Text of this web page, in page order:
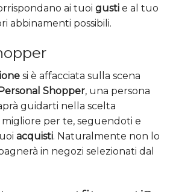
ai tuoi gusti e al tuo
abbinamenti possibili.
si è affacciata sulla scena
Shopper, una persona
guidarti nella scelta
migliore per te, seguendoti e
acquisti. Naturalmente non lo
in negozi selezionati dal